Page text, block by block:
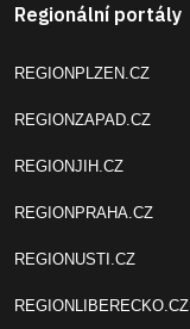
Regionální portály
REGIONPLZEN.CZ
REGIONZAPAD.CZ
REGIONJIH.CZ
REGIONPRAHA.CZ
REGIONUSTI.CZ
REGIONLIBERECKO.CZ